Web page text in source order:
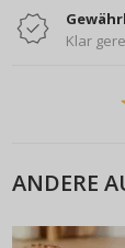
Klar
ANDERE